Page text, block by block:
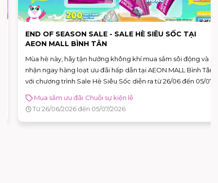
END OF SEASON SALE - SALE HÈ SIÊU SỐC TẠI
AEON MALL BÌNH TÂN
Mùa hè này, hãy tận hưởng không khí mua sắm sôi động và
nhận ngay hàng loạt ưu đãi hấp dẫn tại AEON MALL Bình Tân
với chương trình Sale Hè Siêu Sốc diễn ra từ 26/06 đến 05/07.
Mua sắm ưu đãi Chuỗi sự kiện lễ
Từ 26/06/2026 đến 05/07/2026